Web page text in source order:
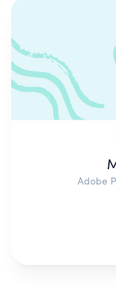
Adobe